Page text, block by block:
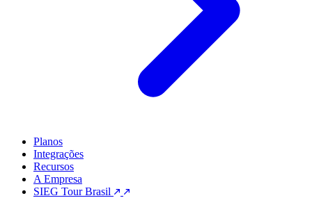
Planos
Integrações
Recursos
A Empresa
SIEG Tour Brasil